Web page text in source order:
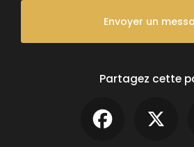
Envoyer un
Partagez cette